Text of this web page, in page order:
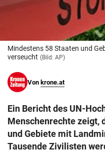
© Krone Multimedia GmbH
Muthgasse 2, 1190 Wien
Mindestens 58 Staaten und
verseucht (Bild: AP)
Von krone.at
Ein Bericht des UN-
Menschenrechte zeigt,
und Gebiete mit
Tausende Zivilisten